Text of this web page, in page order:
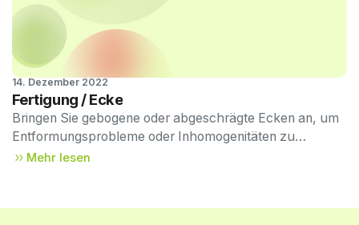
MIM-Design-
Tipps #03
14. Dezember 2022
Fertigung / Ecke
Bringen Sie gebogene oder abgeschrägte Ecken an, um
Entformungsprobleme oder Inhomogenitäten zu
vermeiden.
Mehr lesen